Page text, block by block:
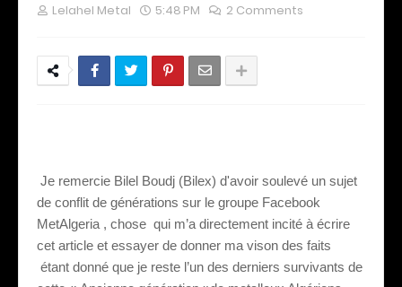
Lelahel Metal 5:48 PM 2 Comments
Je remercie Bilel Boudj (Bilex) d'avoir soulevé un sujet
de conflit de générations sur le groupe Facebook
MetAlgeria , chose qui m’a directement incité à écrire
cet article et essayer de donner ma vison des faits
étant donné que je reste l’un des derniers survivants de